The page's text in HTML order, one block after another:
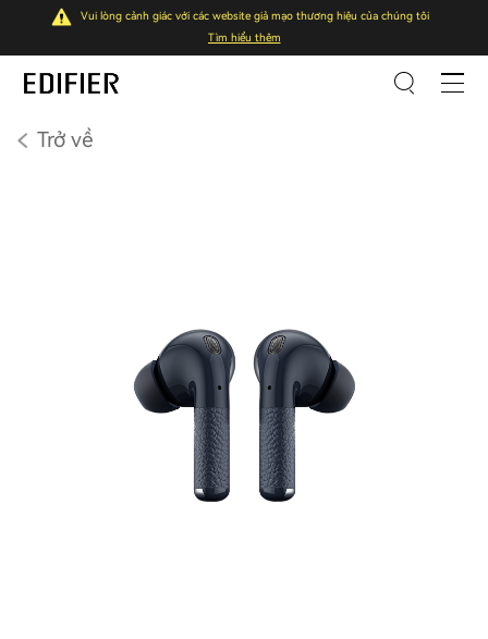
Vui lòng cảnh giác với các website giả mạo thương hiệu của chúng tôi
Tìm hiểu thêm
Trở về